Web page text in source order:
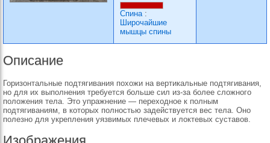
Спина:
Широчайшие
мышцы спины
Описание
Горизонтальные подтягивания похожи на вертикальные подтягивания,
но для их выполнения требуется больше сил из-за более сложного
положения тела. Это упражнение — переходное к полным
подтягиваниям, в которых полностью задействуется вес тела. Оно
полезно для укрепления уязвимых плечевых и локтевых суставов.